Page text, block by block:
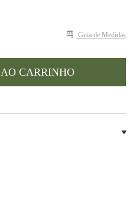
Guia de Medidas